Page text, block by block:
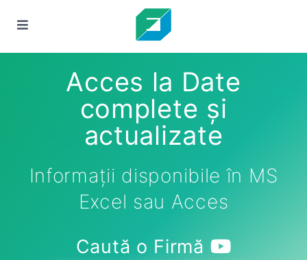
Acces la Date
complete și
actualizate
Informații disponibile în MS
Excel sau Acces
Caută o Firmă